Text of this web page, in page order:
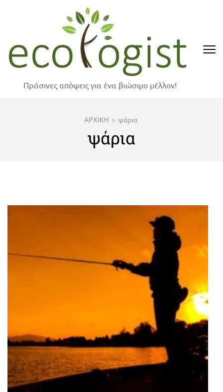
Enter)
Πράσινες απόψεις για ένα βιώσιμο μέλλον!
ΑΡΧΙΚΗ > ψάρια
ψάρια